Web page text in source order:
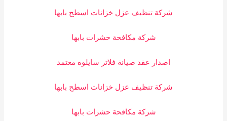
شركة تنظيف عزل خزانات اسطح بابها
شركة مكافحة حشرات بابها
اصدار عقد صيانة فلاتر سايلوه معتمد
شركة تنظيف عزل خزانات اسطح بابها
شركة مكافحة حشرات بابها